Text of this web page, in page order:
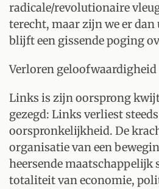
radicale/revolutionaire
terecht, maar zijn we er dan
blijft een gissende poging
Verloren geloofwaardigheid
Links is zijn oorsprong
gezegd: Links verliest
oorspronkelijkheid. De
organisatie van een
heersende maatschappelijk
totaliteit van economie,